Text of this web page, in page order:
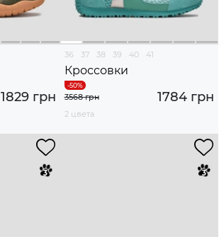
1829 грн
36 37 38 39 40 41
Кроссовки
1784 грн
3568 грн
2 цвета